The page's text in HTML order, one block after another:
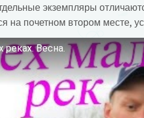
экземпляры
на почетном втором месте,
Весна.